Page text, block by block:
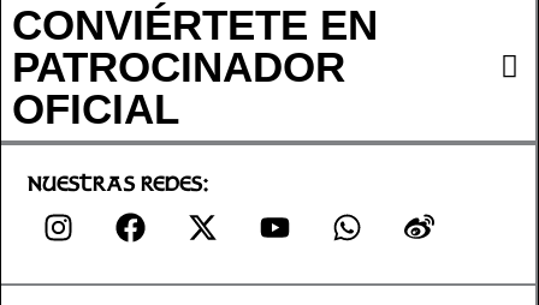
CONVIÉRTETE EN
PATROCINADOR
OFICIAL
Nuestras Redes:
I
n
F
a
X
-
Y
o
W
h
W
e